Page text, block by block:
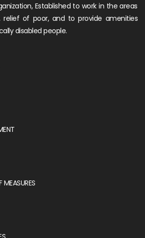
Established to work in the areas
relief of poor, and to provide amenities
disabled people.
MEASURES